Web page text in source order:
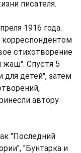
писателя.
1916 года.
корреспондентом
стихотворение
жаш". Спустя 5
для детей", затем
автору
"Последний
"Бунтарка и